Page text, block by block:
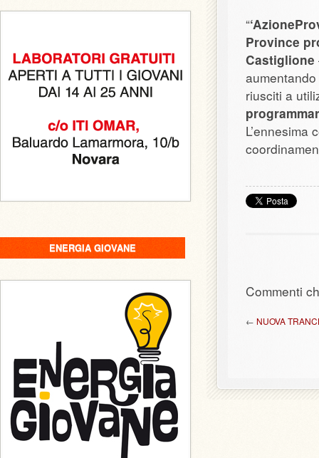
“
Province
Castiglione
riusciti a
L’ennesima
Commenti
← NUOVA
ENERGIA GIOVANE